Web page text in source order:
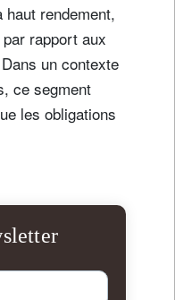
rendement,
rapport aux
un contexte
ce segment
les obligations